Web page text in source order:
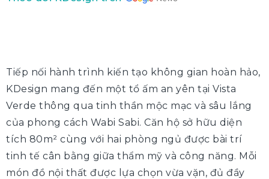
Tiếp nối hành trình kiến tạo không gian hoàn hảo,
KDesign mang đến một tổ ấm an yên tại Vista
Verde thông qua tinh thần mộc mạc và sâu lắng
của phong cách Wabi Sabi. Căn hộ sở hữu diện
tích 80m² cùng với hai phòng ngủ được bài trí
tinh tế cân bằng giữa thẩm mỹ và công năng. Mỗi
món đồ nội thất được lựa chọn vừa vặn, đủ đầy